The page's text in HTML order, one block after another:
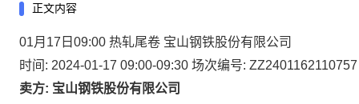
正文内容
01月17日09:00 热轧尾卷 宝山钢铁股份有限公司
时间: 2024-01-17 09:00-09:30 场次编号: ZZ2401162110757
卖方: 宝山钢铁股份有限公司